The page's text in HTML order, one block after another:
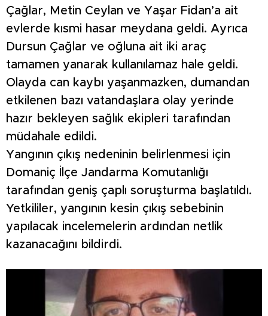
Çağlar, Metin Ceylan ve Yaşar Fidan’a ait
evlerde kısmi hasar meydana geldi. Ayrıca
Dursun Çağlar ve oğluna ait iki araç
tamamen yanarak kullanılamaz hale geldi.
Olayda can kaybı yaşanmazken, dumandan
etkilenen bazı vatandaşlara olay yerinde
hazır bekleyen sağlık ekipleri tarafından
müdahale edildi.
Yangının çıkış nedeninin belirlenmesi için
Domaniç İlçe Jandarma Komutanlığı
tarafından geniş çaplı soruşturma başlatıldı.
Yetkililer, yangının kesin çıkış sebebinin
yapılacak incelemelerin ardından netlik
kazanacağını bildirdi.